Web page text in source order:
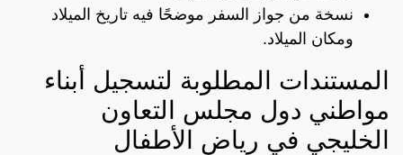
نسخة من جواز السفر موضحًا فيه تاريخ الميلاد
ومكان الميلاد.
المستندات المطلوبة لتسجيل أبناء
مواطني دول مجلس التعاون
الخليجي في رياض الأطفال